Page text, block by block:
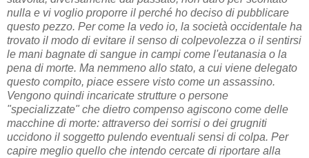
nulla e vi voglio proporre il perché ho deciso di pubblicare
questo pezzo. Per come la vedo io, la società occidentale ha
trovato il modo di evitare il senso di colpevolezza o il sentirsi
le mani bagnate di sangue in campi come l'eutanasia o la
pena di morte. Ma nemmeno allo stato, a cui viene delegato
questo compito, piace essere visto come un assassino.
Vengono quindi incaricate strutture o persone
"specializzate" che dietro compenso agiscono come delle
macchine di morte: attraverso dei sorrisi o dei grugniti
uccidono il soggetto pulendo eventuali sensi di colpa. Per
capire meglio quello che intendo cercate di riportare alla